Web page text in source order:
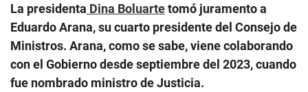
La presidenta Dina Boluartetomó juramento a
Eduardo Arana, su cuarto presidente del Consejo de
Ministros. Arana, como se sabe, viene colaborando
con el Gobierno desde septiembre del 2023, cuando
fue nombrado ministro de Justicia.